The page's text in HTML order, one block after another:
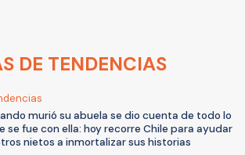
DE TENDENCIAS
murió su abuela se dio cuenta de todo lo
se fue con ella: hoy recorre Chile para ayudar
nietos a inmortalizar sus historias